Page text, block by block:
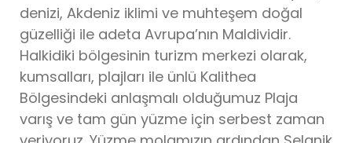
denizi, Akdeniz iklimi ve muhteşem doğal
güzelliği ile adeta Avrupa’nın Maldividir.
Halkidiki bölgesinin turizm merkezi olarak,
kumsalları, plajları ile ünlü Kalithea
Bölgesindeki anlaşmalı olduğumuz Plaja
varış ve tam gün yüzme için serbest zaman